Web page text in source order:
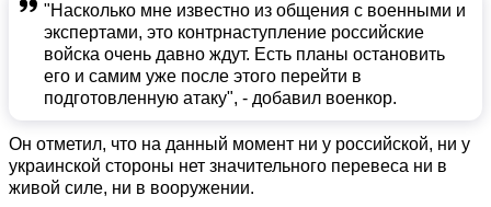
"Насколько мне известно из общения с военными и
экспертами, это контрнаступление российские
войска очень давно ждут. Есть планы остановить
его и самим уже после этого перейти в
подготовленную атаку", - добавил военкор.
Он отметил, что на данный момент ни у российской, ни у
украинской стороны нет значительного перевеса ни в
живой силе, ни в вооружении.